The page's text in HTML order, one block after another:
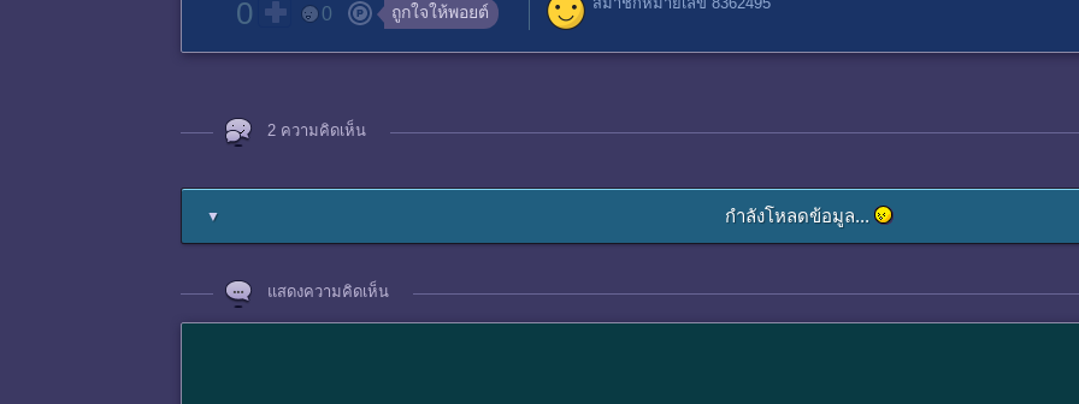
0 0 ถูกใจให้พอยต์
2 ความคิดเห็น
▼ กำลังโหลดข้อมูล...
แสดงความคิดเห็น